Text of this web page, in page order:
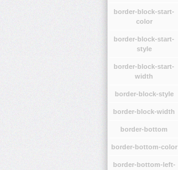
border-block-start-
color
border-block-start-
style
border-block-start-
width
border-block-style
border-block-width
border-bottom
border-bottom-color
border-bottom-left-